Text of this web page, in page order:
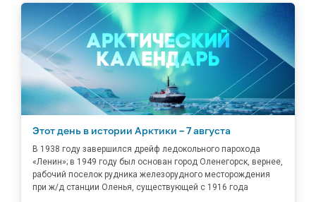
Этот день в истории Арктики – 7 августа
В 1938 году завершился дрейф ледокольного парохода
«Ленин»; в 1949 году был основан город Оленегорск, вернее,
рабочий поселок рудника железорудного месторождения
при ж/д станции Оленья, существующей с 1916 года